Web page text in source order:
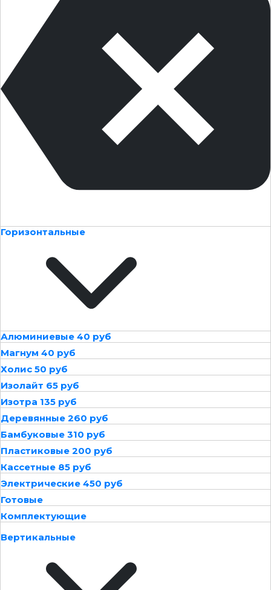
Горизонтальные
Алюминиевые 40 руб
Магнум 40 руб
Холис 50 руб
Изолайт 65 руб
Изотра 135 руб
Деревянные 260 руб
Бамбуковые 310 руб
Пластиковые 200 руб
Кассетные 85 руб
Электрические 450 руб
Готовые
Комплектующие
Вертикальные